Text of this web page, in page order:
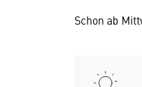
Schon ab